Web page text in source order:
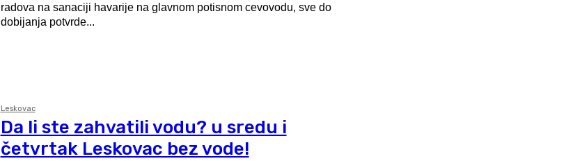
radova na sanaciji havarije na glavnom potisnom cevovodu, sve do
dobijanja potvrde...
Leskovac
Da li ste zahvatili vodu? u sredu i
četvrtak Leskovac bez vode!